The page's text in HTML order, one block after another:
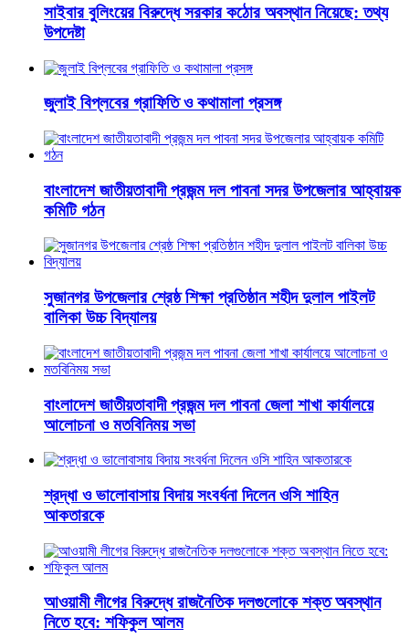
সাইবার বুলিংয়ের বিরুদ্ধে সরকার কঠোর অবস্থান নিয়েছে: তথ্য
উপদেষ্টা
জুলাই বিপ্লবের গ্রাফিতি ও কথামালা প্রসঙ্গ
বাংলাদেশ জাতীয়তাবাদী প্রজন্ম দল পাবনা সদর উপজেলার আহ্বায়ক
কমিটি গঠন
সুজানগর উপজেলার শ্রেষ্ঠ শিক্ষা প্রতিষ্ঠান শহীদ দুলাল পাইলট
বালিকা উচ্চ বিদ্যালয়
বাংলাদেশ জাতীয়তাবাদী প্রজন্ম দল পাবনা জেলা শাখা কার্যালয়ে
আলোচনা ও মতবিনিময় সভা
শ্রদ্ধা ও ভালোবাসায় বিদায় সংবর্ধনা দিলেন ওসি শাহিন
আকতারকে
আওয়ামী লীগের বিরুদ্ধে রাজনৈতিক দলগুলোকে শক্ত অবস্থান
নিতে হবে: শফিকুল আলম